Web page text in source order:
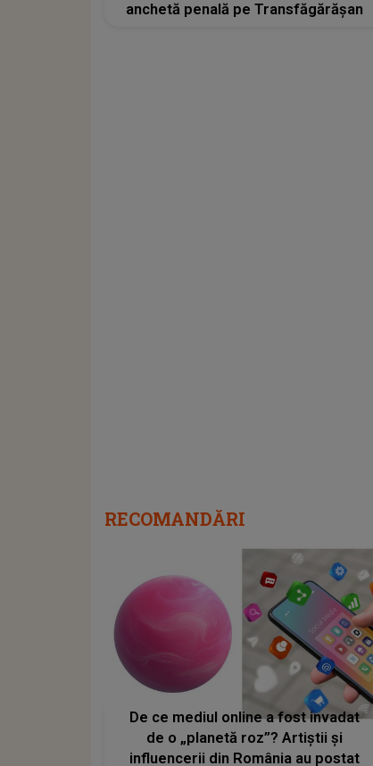
anchetă penală pe Transfăgărășan
RECOMANDĂRI
De ce mediul online a fost invadat
de o „planetă roz”? Artiștii și
influencerii din România au postat